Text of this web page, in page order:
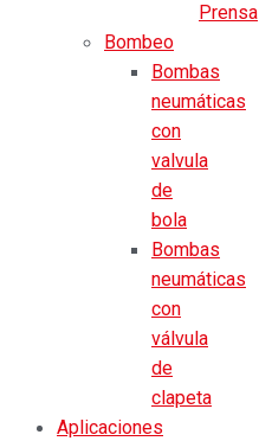
Prensa
Bombeo
Bombas
neumáticas
con
valvula
de
bola
Bombas
neumáticas
con
válvula
de
clapeta
Aplicaciones